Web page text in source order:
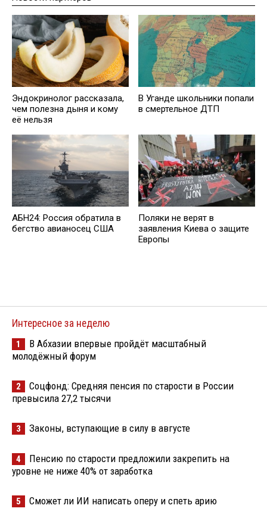
Эндокринолог рассказала,
чем полезна дыня и кому
её нельзя
В Уганде школьники попали
в смертельное ДТП
АБН24: Россия обратила в
бегство авианосец США
Поляки не верят в
заявления Киева о защите
Европы
Интересное за неделю
1
В Абхазии впервые пройдёт масштабный
молодёжный форум
2
Соцфонд: Средняя пенсия по старости в России
превысила 27,2 тысячи
3 Законы, вступающие в силу в августе
4
Пенсию по старости предложили закрепить на
уровне не ниже 40% от заработка
5 Сможет ли ИИ написать оперу и спеть арию